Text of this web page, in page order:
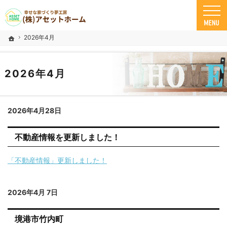
ホーム
2026年4月
2026年4月
米子市の注文住宅ならアセットホーム
幸せな家づくり夢工房 米子市で安心の一戸建て｜アセットホーム
2026年4月28日
不動産情報を更新しました！
「不動産情報」更新しました！
2026年4月 7日
境港市竹内町